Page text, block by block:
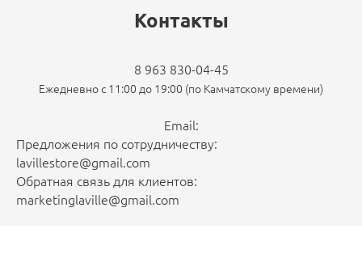
Контакты
8 963 830-04-45
Ежедневно с 11:00 до 19:00 (по Камчатскому времени)
Email:
Предложения по сотрудничеству:
lavillestore@gmail.com
Обратная связь для клиентов:
marketinglaville@gmail.com